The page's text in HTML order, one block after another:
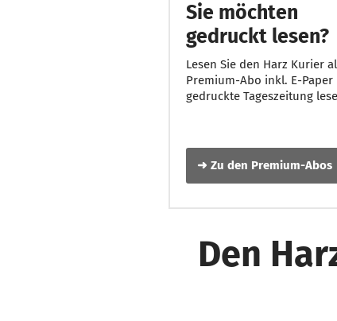
Sie möchten
gedruckt lesen?
Lesen Sie den Harz Kurier
Premium-Abo inkl. E-Paper
gedruckte Tageszeitung
➜ Zu den Premium-Abos
Den